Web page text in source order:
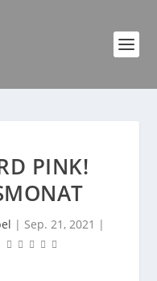
PINK!
| Sep. 21, 2021 |